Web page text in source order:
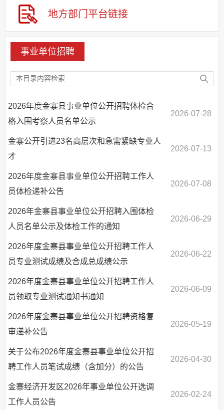
其他法定信息
基层重点领域信息公开
地方部门 平台链接
事业单位招聘
2026年度金寨县事业单位公开招聘体检合
格入围考察人员名单公示
2026-07-28
金寨公开引进23名高层次和急需紧缺专业人
才
2026-07-13
2026年度金寨县事业单位公开招聘工作人
员体检递补公告
2026-07-08
2026年金寨县事业单位公开招聘入围体检
人员名单公示及体检工作的通知
2026-06-29
2026年度金寨县事业单位公开招聘工作人
员专业测试成绩及合成总成绩公示
2026-06-22
2026年度金寨县事业单位公开招聘工作人
员领取专业测试通知书通知
2026-06-09
2026年度金寨县事业单位公开招聘资格复
审递补公告
2026-05-19
关于公布2026年度金寨县事业单位公开招
聘工作人员笔试成绩（含加分）的公告
2026-04-30
金寨经济开发区2026年事业单位公开选调
工作人员公告
2026-02-24